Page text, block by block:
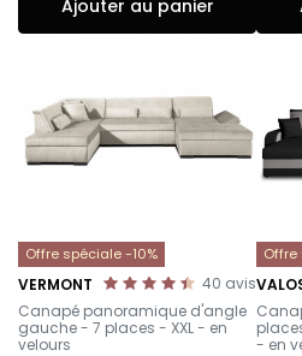
Ajouter au panier
Offre spéciale -10%
40 avis
VERMONT
-
Canapé panoramique d'angle
gauche - 7 places - XXL - en
velours
Offre
-
- en